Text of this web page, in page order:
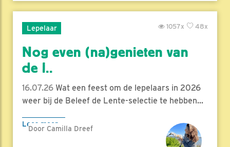
Lepelaar 48x
1057x
Nog even (na)genieten van
de l..
16.07.26 Wat een feest om de lepelaars in 2026
weer bij de Beleef de Lente-selectie te hebben...
Lees meer
Door Camilla Dreef